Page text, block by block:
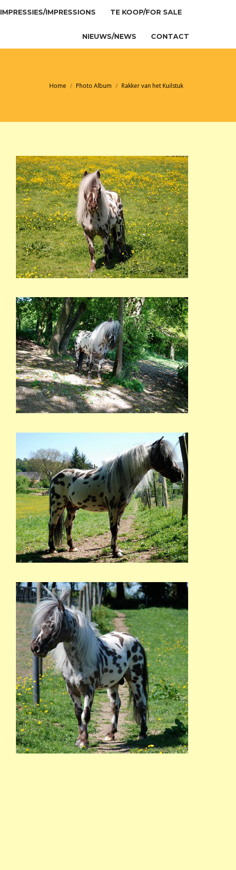
IMPRESSIES/IMPRESSIONS TE KOOP/FOR SALE
NIEUWS/NEWS CONTACT
Je bent hier:
Home Photo Album Rakker van het Kuilstuk
IMPRESSIES/IMPRESSIONS TE KOOP/FOR SALE
NIEUWS/NEWS CONTACT